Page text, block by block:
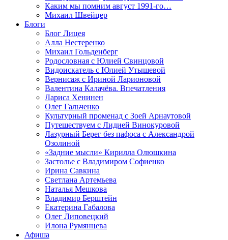
Каким мы помним август 1991-го…
Михаил Швейцер
Блоги
Блог Лицея
Алла Нестеренко
Михаил Гольденберг
Родословная с Юлией Свинцовой
Видоискатель с Юлией Утышевой
Вернисаж с Ириной Ларионовой
Валентина Калачёва. Впечатления
Лариса Хенинен
Олег Гальченко
Культурный променад с Зоей Арнаутовой
Путешествуем с Лидией Винокуровой
Лазурный Берег без пафоса с Александрой
Озолиной
«Задние мысли» Кирилла Олюшкина
Застолье с Владимиром Софиенко
Ирина Савкина
Светлана Артемьева
Наталья Мешкова
Владимир Берштейн
Екатерина Габалова
Олег Липовецкий
Илона Румянцева
Афиша